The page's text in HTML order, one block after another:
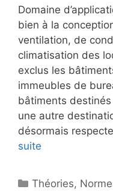
Domaine
bien à la
ventilation, de
climatisation des
exclus les
immeubles de
bâtiments destinés
une autre
désormais
suite
Catégories
Théories,